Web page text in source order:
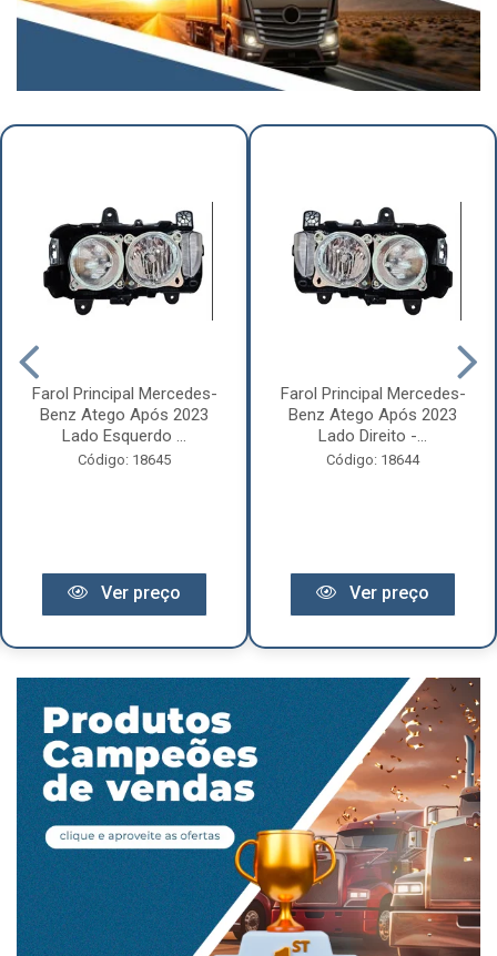
Farol Principal Mercedes-
Benz Atego Após 2023
Lado Esquerdo ...
Código: 18645
Ver preço
Farol Principal Mercedes-
Benz Atego Após 2023
Lado Direito -...
Código: 18644
Ver preço